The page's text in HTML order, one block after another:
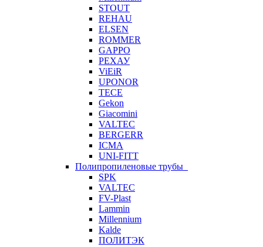
STOUT
REHAU
ELSEN
ROMMER
GAPPO
РЕХАУ
ViEiR
UPONOR
TECE
Gekon
Giacomini
VALTEC
BERGERR
ICMA
UNI-FITT
Полипропиленовые трубы
SPK
VALTEC
FV-Plast
Lammin
Millennium
Kalde
ПОЛИТЭК